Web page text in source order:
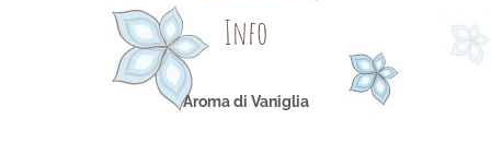
Info
Aroma di Vaniglia